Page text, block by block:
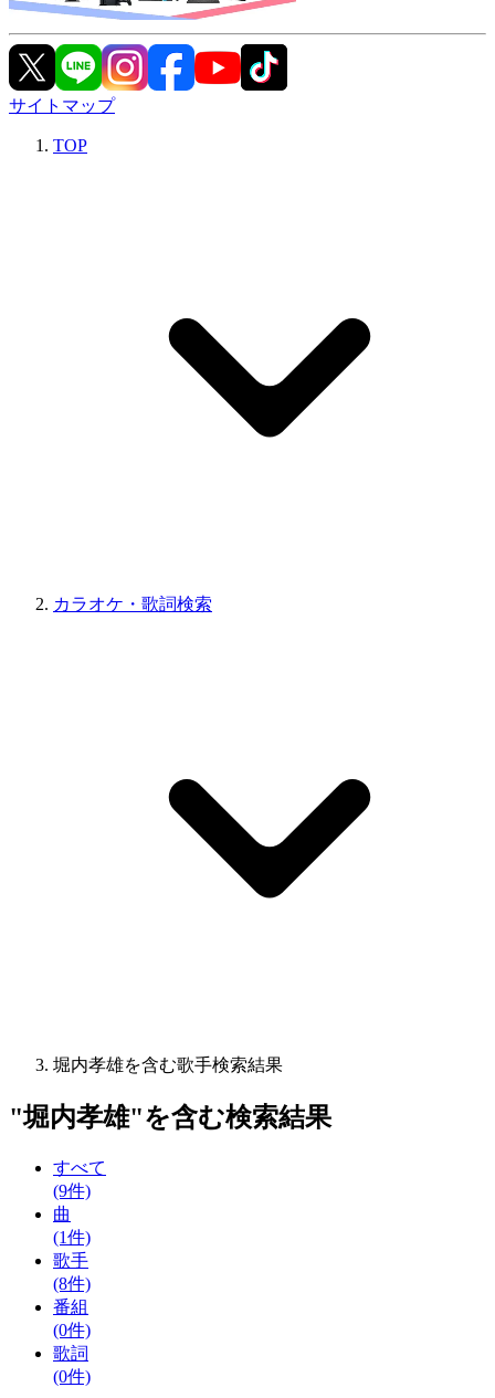
サイトマップ
TOP
カラオケ・歌詞検索
堀内孝雄を含む歌手検索結果
"堀内孝雄"を含む検索結果
すべて
(9件)
曲
(1件)
歌手
(8件)
番組
(0件)
歌詞
(0件)